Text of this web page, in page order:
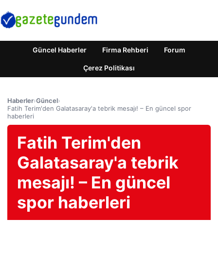
Güncel Haberler Firma Rehberi Forum
Çerez Politikası
Haberler›Güncel›
Fatih Terim'den Galatasaray'a tebrik mesajı! – En güncel spor
haberleri
Fatih Terim'den
Galatasaray'a tebrik
mesajı! – En güncel
spor haberleri